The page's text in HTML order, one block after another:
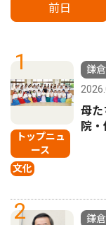
前日
1
トップニュ
ース
文化
鎌倉
母
院
2 鎌倉